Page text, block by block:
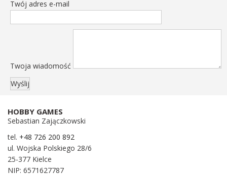
Twój adres e-mail
Twoja wiadomość
HOBBY GAMES
Sebastian Zajączkowski
tel. +48 726 200 892
ul. Wojska Polskiego 28/6
25-377 Kielce
NIP: 6571627787